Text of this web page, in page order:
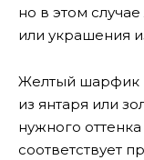
но в этом
или украшения
Желтый шарфик
из янтаря или
нужного
соответствует